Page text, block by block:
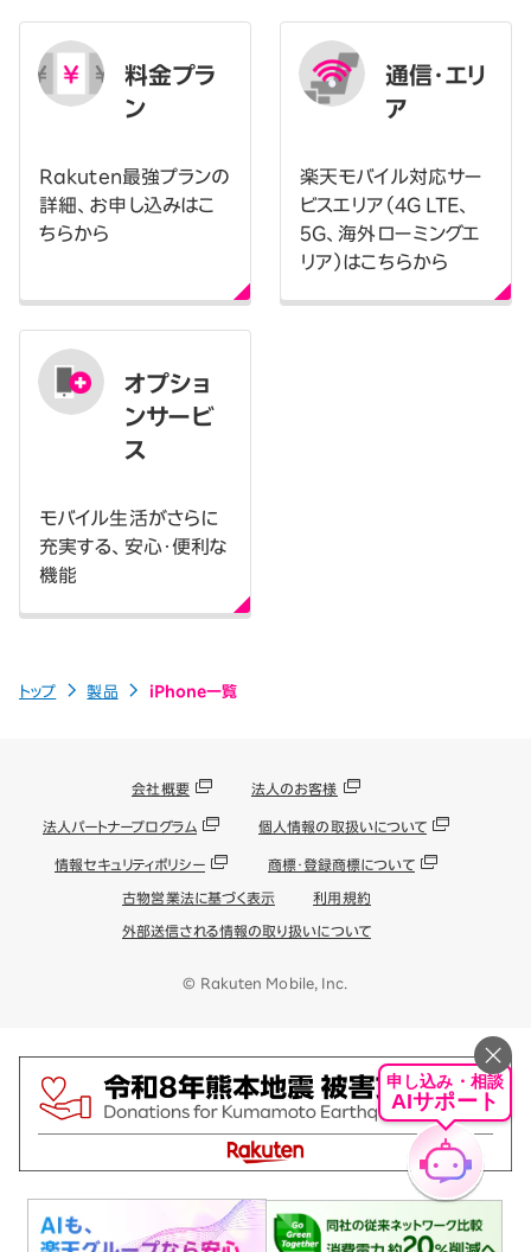
申し込み・相談
AIサポート
料金プラ
ン
Rakuten最強プランの
詳細、お申し込みはこ
ちらから
通信・エリ
ア
楽天モバイル対応サー
ビスエリア（4G LTE、
5G、海外ローミングエ
リア）はこちらから
オプショ
ンサービ
ス
モバイル生活がさらに
充実する、安心・便利な
機能
トップ 製品 iPhone一覧
会社概要 法人のお客様
法人パートナープログラム 個人情報の取扱いについて
情報セキュリティポリシー 商標・登録商標について
古物営業法に基づく表示 利用規約
外部送信される情報の取り扱いについて
© Rakuten Mobile, Inc.